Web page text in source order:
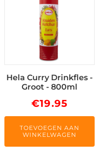
Hela Curry Drinkfles -
Groot - 800ml
€19.95
TOEVOEGEN AAN
WINKELWAGEN